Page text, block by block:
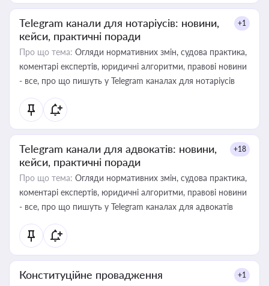
Telegram канали для нотаріусів: новини,
кейси, практичні поради
+1
Про що тема: Огляди нормативних змін, судова практика,
коментарі експертів, юридичні алгоритми, правові новини
- все, про що пишуть у Telegram каналах для нотаріусів
Telegram канали для адвокатів: новини,
кейси, практичні поради
+18
Про що тема: Огляди нормативних змін, судова практика,
коментарі експертів, юридичні алгоритми, правові новини
- все, про що пишуть у Telegram каналах для адвокатів
Конституційне провадження +1